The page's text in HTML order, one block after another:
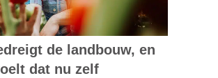
de landbouw, en
dat nu zelf